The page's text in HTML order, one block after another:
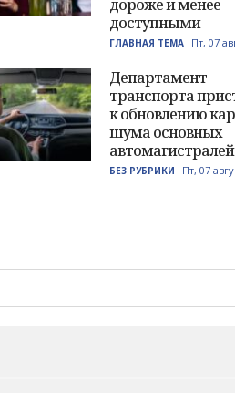
дороже и менее
доступными
ГЛАВНАЯ ТЕМА Пт, 07
Департамент
транспорта
к обновлению
шума основных
автомагистралей
БЕЗ РУБРИКИ Пт, 07